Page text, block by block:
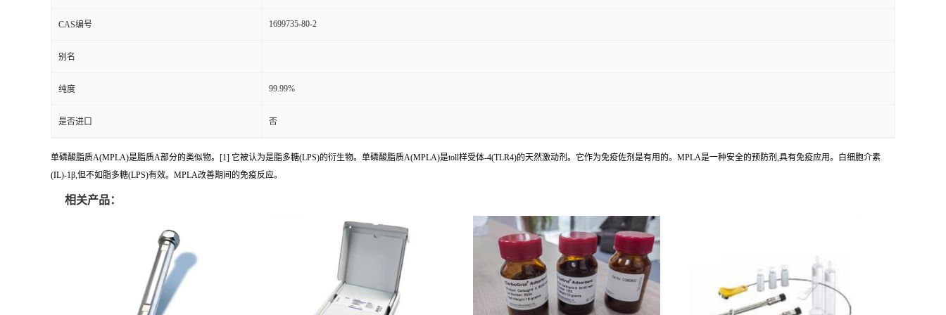
CAS编号 1699735-80-2
别名
纯度 99.99%
是否进口 否
单磷酸脂质A(MPLA)是脂质A部分的类似物。[1] 它被认为是脂多糖(LPS)的衍生物。单磷酸脂质A(MPLA)是toll样受体-4(TLR4)的天然激动剂。它作为免疫佐剂是有用的。MPLA是一种安全的预防剂,具有免疫应用。白细胞介素
(IL)-1β,但不如脂多糖(LPS)有效。MPLA改善期间的免疫反应。
相关产品：